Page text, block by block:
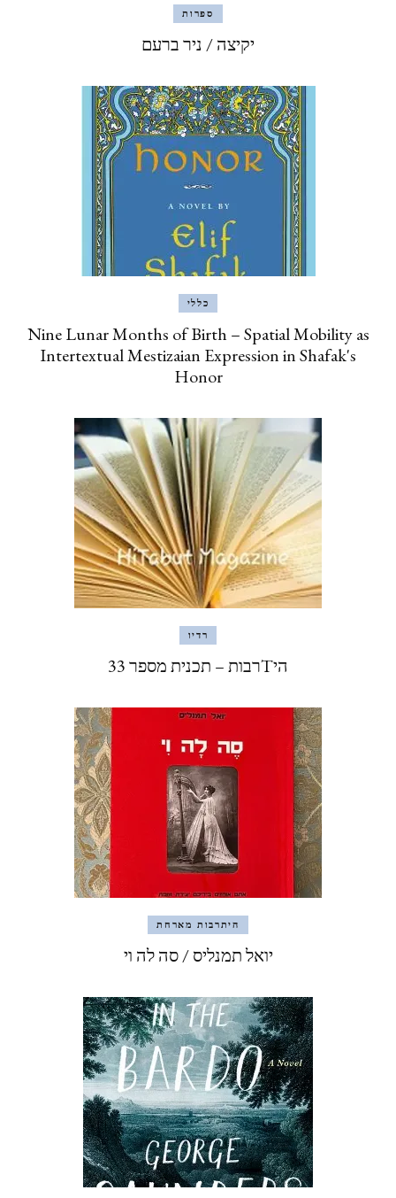
ספרות
יקיצה / ניר ברעם
כללי
Nine Lunar Months of Birth – Spatial Mobility as
Intertextual Mestizaian Expression in Shafak's
Honor
רדיו
היTרבות – תכנית מספר 33
היתרבות מארחת
יואל תמנליס / סה לה וי